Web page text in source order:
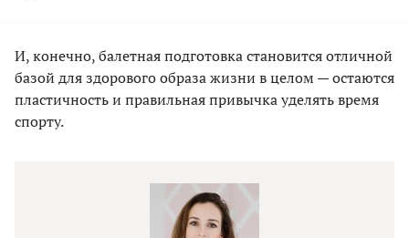
И, конечно, балетная подготовка становится отличной
базой для здорового образа жизни в целом — остаются
пластичность и правильная привычка уделять время
спорту.